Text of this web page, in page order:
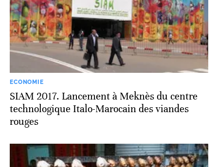
ECONOMIE
SIAM 2017. Lancement à Meknès du centre
technologique Italo-Marocain des viandes
rouges